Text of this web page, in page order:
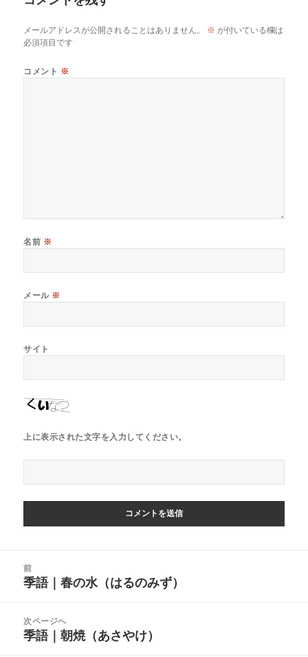
メールアドレスが公開されることはありません。 ※ が付いている欄は
必須項目です
コメント ※
名前 ※
メール ※
サイト
上に表示された文字を入力してください。
前
前
投
稿:
季語｜春の水（はるのみず）
次ページへ
次
季語｜朝焼（あさやけ）